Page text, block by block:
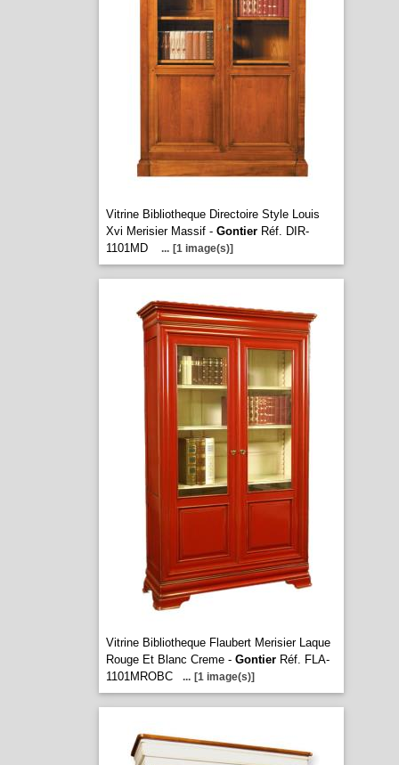
Vitrine Bibliotheque Directoire Style Louis
Xvi Merisier Massif - GontierRéf. DIR-
1101MD
... [1 image(s)]
Vitrine Bibliotheque Flaubert Merisier Laque
Rouge Et Blanc Creme - GontierRéf. FLA-
1101MROBC
... [1 image(s)]